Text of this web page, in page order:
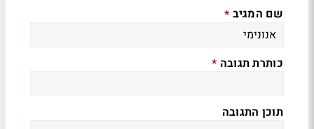
שם המגיב *
כותרת תגובה *
תוכן התגובה